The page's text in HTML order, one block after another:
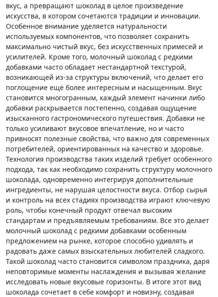
вкус, а превращают шоколад в целое произведение
искусства, в котором сочетаются традиции и инновации.
Особенное внимание уделяется натуральности
используемых компонентов, что позволяет сохранить
максимально чистый вкус, без искусственных примесей и
усилителей. Кроме того, молочный шоколад с редкими
добавками часто обладает нестандартной текстурой,
возникающей из-за структуры включений, что делает его
поглощение ещё более интересным и насыщенным. Вкус
становится многогранным, каждый элемент начинки либо
добавки раскрывается постепенно, создавая ощущение
изысканного гастрономического путешествия. Добавки не
только усиливают вкусовое впечатление, но и часто
привносят полезные свойства, что важно для современных
потребителей, ориентированных на качество и здоровье.
Технология производства таких изделий требует особенного
подхода, так как необходимо сохранить структуру молочного
шоколада, одновременно интегрируя дополнительные
ингредиенты, не нарушая целостности вкуса. Отбор сырья
и контроль на всех стадиях производства играют ключевую
роль, чтобы конечный продукт отвечал высоким
стандартам и предъявляемым требованиям. Все это делает
молочный шоколад с редкими добавками особенным
предложением на рынке, которое способно удивлять и
радовать даже самых взыскательных любителей сладкого.
Такой шоколад часто становится символом праздника, даря
неповторимые моменты наслаждения и вызывая желание
исследовать новые вкусовые горизонты. В итоге этот вид
шоколада сочетает в себе комфорт и новизну, создавая